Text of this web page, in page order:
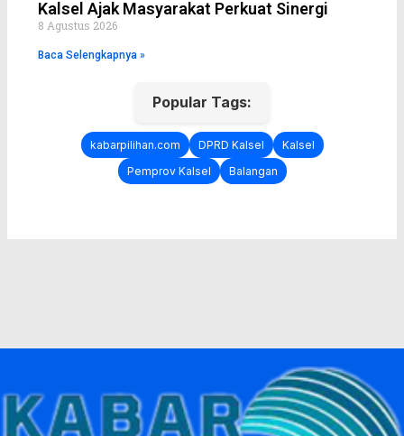
Kalsel Ajak Masyarakat Perkuat Sinergi
8 Agustus 2026
Baca Selengkapnya »
Popular Tags:
kabarpilihan.com DPRD Kalsel
Kalsel
Pemprov Kalsel
Balangan